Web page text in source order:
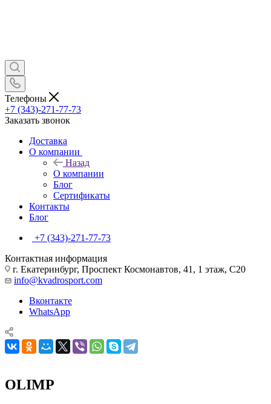
Телефоны
+7 (343)-271-77-73
Заказать звонок
Доставка
О компании
Назад
О компании
Блог
Сертификаты
Контакты
Блог
+7 (343)-271-77-73
Контактная информация
г. Екатеринбург, Проспект Космонавтов, 41, 1 этаж, С20
info@kvadrosport.com
Вконтакте
WhatsApp
OLIMP